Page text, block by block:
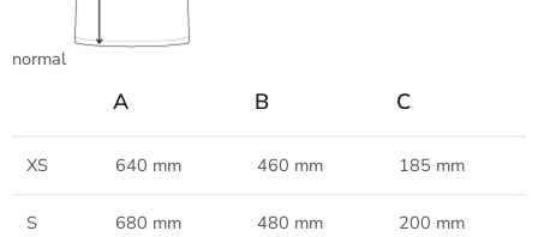
normal
A B C
XS 640 mm 460 mm 185 mm
S 680 mm 480 mm 200 mm